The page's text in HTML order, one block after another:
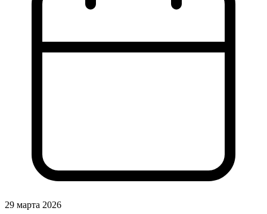
29 марта 2026